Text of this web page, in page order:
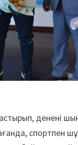
денені
спортпен